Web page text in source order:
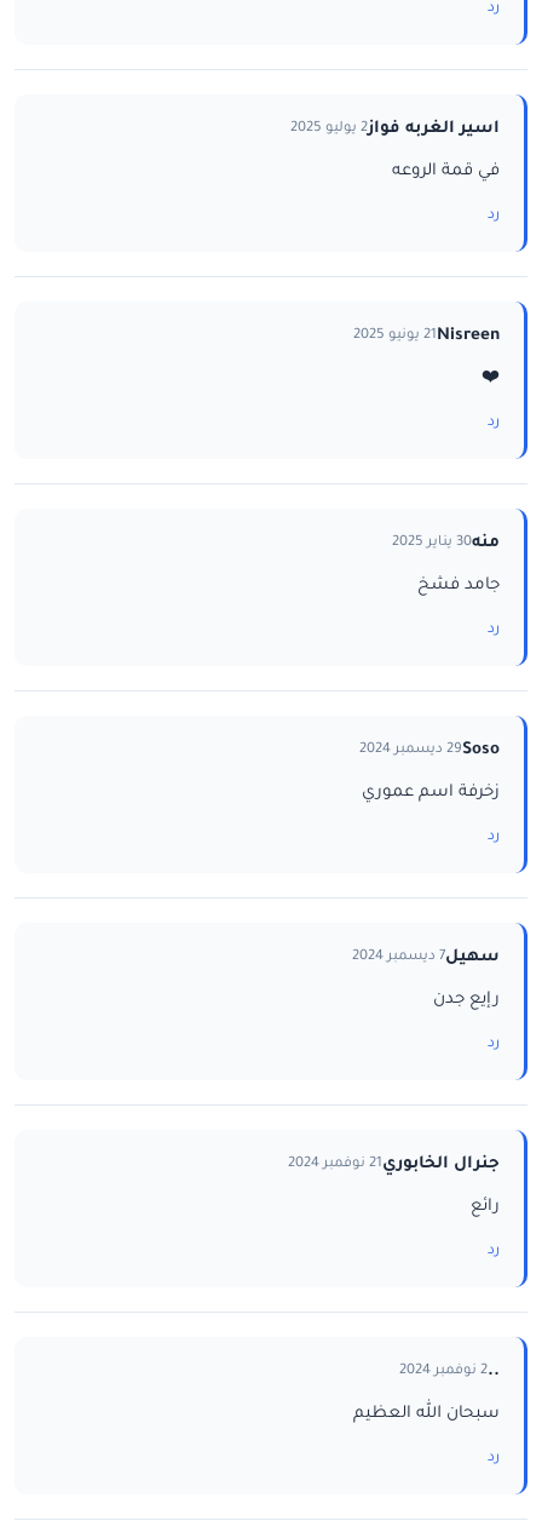
رد
اسير الغربه فواز2 يوليو 2025
في قمة الروعه
رد
Nisreen21 يونيو 2025
❤️
رد
منه30 يناير 2025
جامد فشخ
رد
Soso29 ديسمبر 2024
زخرفة اسم عموري
رد
سهيل7 ديسمبر 2024
رإيع جدن
رد
جنرال الخابوري21 نوفمبر 2024
رائع
رد
..2 نوفمبر 2024
سبحان الله العظيم
رد